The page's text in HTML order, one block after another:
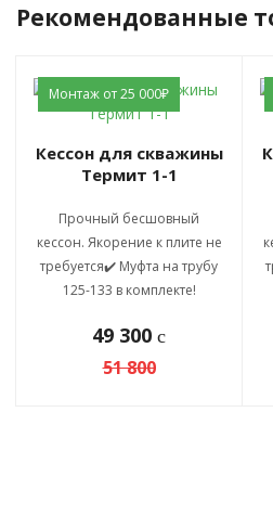
Рекомендованные
Монтаж от 25 000₽
Кессон для скважины
Термит 1-1
Прочный бесшовный
кессон. Якорение к плите не
требуется✔️ Муфта на трубу
125-133 в комплекте!
49 300 c
51 800
Кессон для скважины